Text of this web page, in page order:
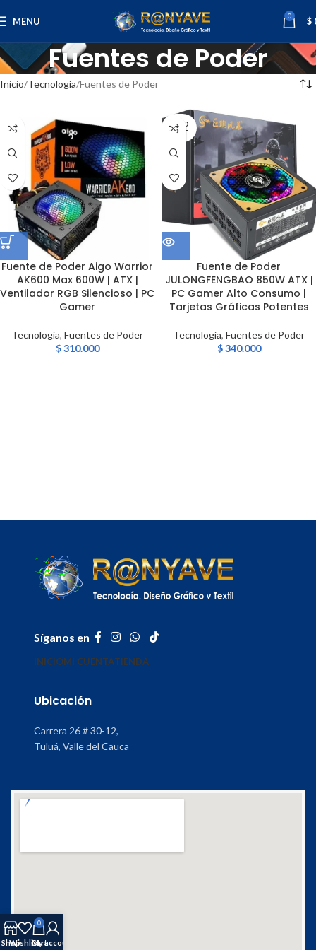
MENU 0 $
Fuentes de Poder
Inicio Tecnología Fuentes de Poder
Fuente de Poder Aigo Warrior
AK600 Max 600W | ATX |
Ventilador RGB Silencioso | PC
Gamer
Tecnología, Fuentes de Poder
$310.000
SOLD
OUT
Fuente de Poder
JULONGFENGBAO 850W ATX |
PC Gamer Alto Consumo |
Tarjetas Gráficas Potentes
Tecnología, Fuentes de Poder
$340.000
Síganos en
INICIOMI CUENTATIENDA
Ubicación
Carrera 26 # 30-12,
Tuluá, Valle del Cauca
ShopWishlist
0
Cart
My account